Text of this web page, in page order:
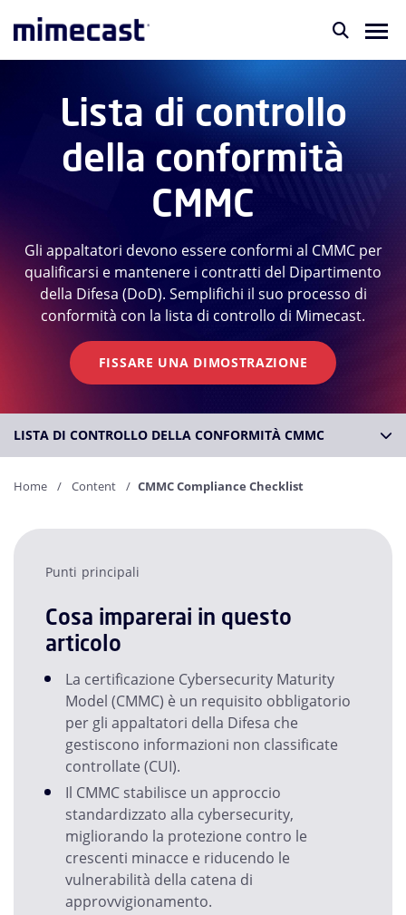
Lista di controllo
della conformità
CMMC
Gli appaltatori devono essere conformi al CMMC per
qualificarsi e mantenere i contratti del Dipartimento
della Difesa (DoD). Semplifichi il suo processo di
conformità con la lista di controllo di Mimecast.
FISSARE UNA DIMOSTRAZIONE
LISTA DI CONTROLLO DELLA CONFORMITÀ CMMC
Home Content CMMC Compliance Checklist
Punti principali
Cosa imparerai in questo
articolo
La certificazione Cybersecurity Maturity
Model (CMMC) è un requisito obbligatorio
per gli appaltatori della Difesa che
gestiscono informazioni non classificate
controllate (CUI).
Il CMMC stabilisce un approccio
standardizzato alla cybersecurity,
migliorando la protezione contro le
crescenti minacce e riducendo le
vulnerabilità della catena di
approvvigionamento.